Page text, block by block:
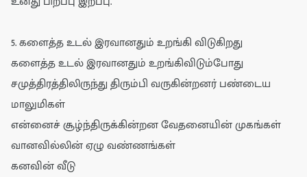
5. களைத்த உடல் இரவானதும் உறங்கி விடுகிறது
களைத்த உடல் இரவானதும் உறங்கிவிடும்போது
சமுத்திரத்திலிருந்து திரும்பி வருகின்றனர் பண்டைய
மாலுமிகள்
என்னைச் சூழ்ந்திருக்கின்றன வேதனையின் முகங்கள்
வானவில்லின் ஏழு வண்ணங்கள்
கனவின் வீடு